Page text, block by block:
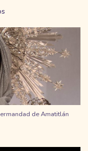
de Amatitlán